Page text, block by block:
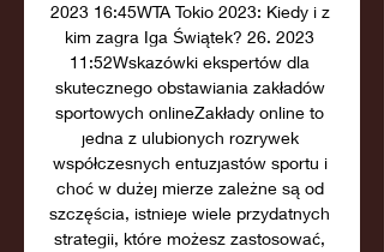
2023 16:45WTA Tokio 2023: Kiedy i z
kim zagra Iga Świątek? 26. 2023
11:52Wskazówki ekspertów dla
skutecznego obstawiania zakładów
sportowych onlineZakłady online to
jedna z ulubionych rozrywek
współczesnych entuzjastów sportu i
choć w dużej mierze zależne są od
szczęścia, istnieje wiele przydatnych
strategii, które możesz zastosować,